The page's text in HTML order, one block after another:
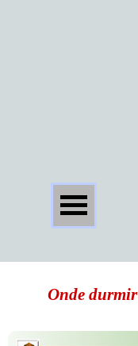
Onde